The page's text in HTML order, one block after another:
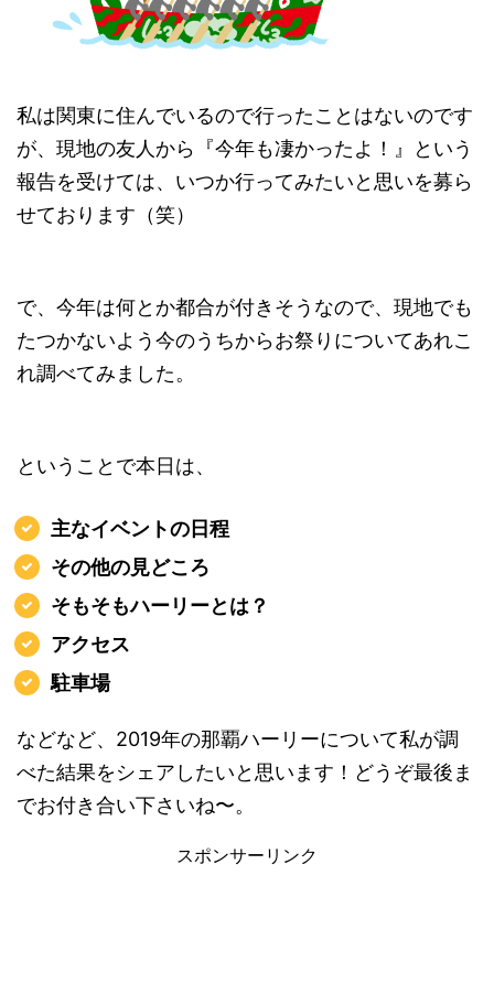
私は関東に住んでいるので行ったことはないのです
が、現地の友人から『今年も凄かったよ！』という
報告を受けては、いつか行ってみたいと思いを募ら
せております（笑）
で、今年は何とか都合が付きそうなので、現地でも
たつかないよう今のうちからお祭りについてあれこ
れ調べてみました。
ということで本日は、
主なイベントの日程
その他の見どころ
そもそもハーリーとは？
アクセス
駐車場
などなど、2019年の那覇ハーリーについて私が調
べた結果をシェアしたいと思います！どうぞ最後ま
でお付き合い下さいね〜。
スポンサーリンク